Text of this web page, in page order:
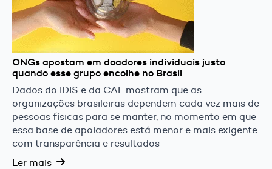
ONGs apostam em doadores individuais justo
quando esse grupo encolhe no Brasil
Dados do IDIS e da CAF mostram que as
organizações brasileiras dependem cada vez mais de
pessoas físicas para se manter, no momento em que
essa base de apoiadores está menor e mais exigente
com transparência e resultados
Ler mais